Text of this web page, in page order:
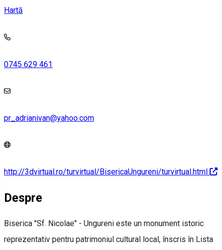
Hartă
0745 629 461
pr_adrianivan@yahoo.com
http://3dvirtual.ro/turvirtual/BisericaUngureni/turvirtual.html
Despre
Biserica "Sf. Nicolae" - Ungureni este un monument istoric
reprezentativ pentru patrimoniul cultural local, înscris în Lista